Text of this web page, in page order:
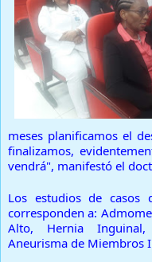
meses planificamos el
finalizamos,
vendrá", manifestó el
Los estudios de casos
corresponden a:
Alto, Hernia Inguinal,
Aneurisma de Miembros